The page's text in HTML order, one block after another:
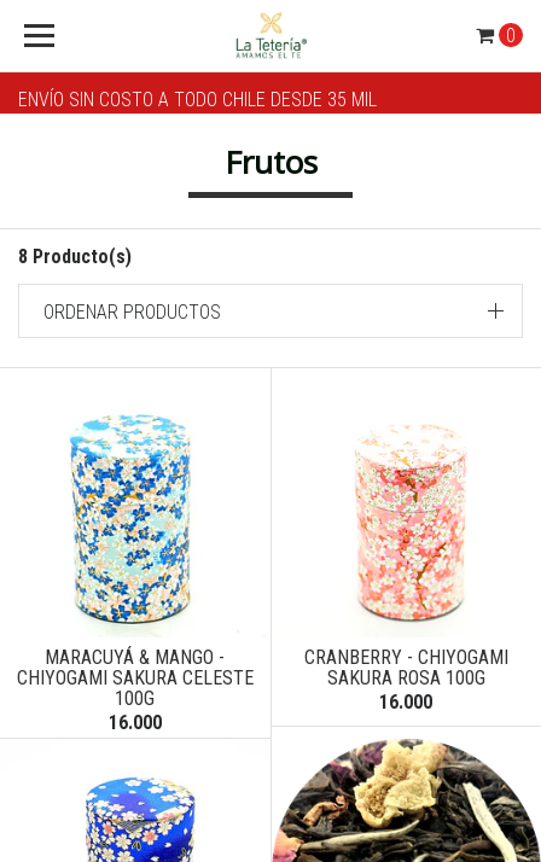
ENVÍO SIN COSTO A TODO CHILE DESDE 35 MIL
0
Frutos
8 Producto(s)
ORDENAR PRODUCTOS
MARACUYÁ & MANGO -
CHIYOGAMI SAKURA CELESTE
100G
16.000
CRANBERRY - CHIYOGAMI
SAKURA ROSA 100G
16.000